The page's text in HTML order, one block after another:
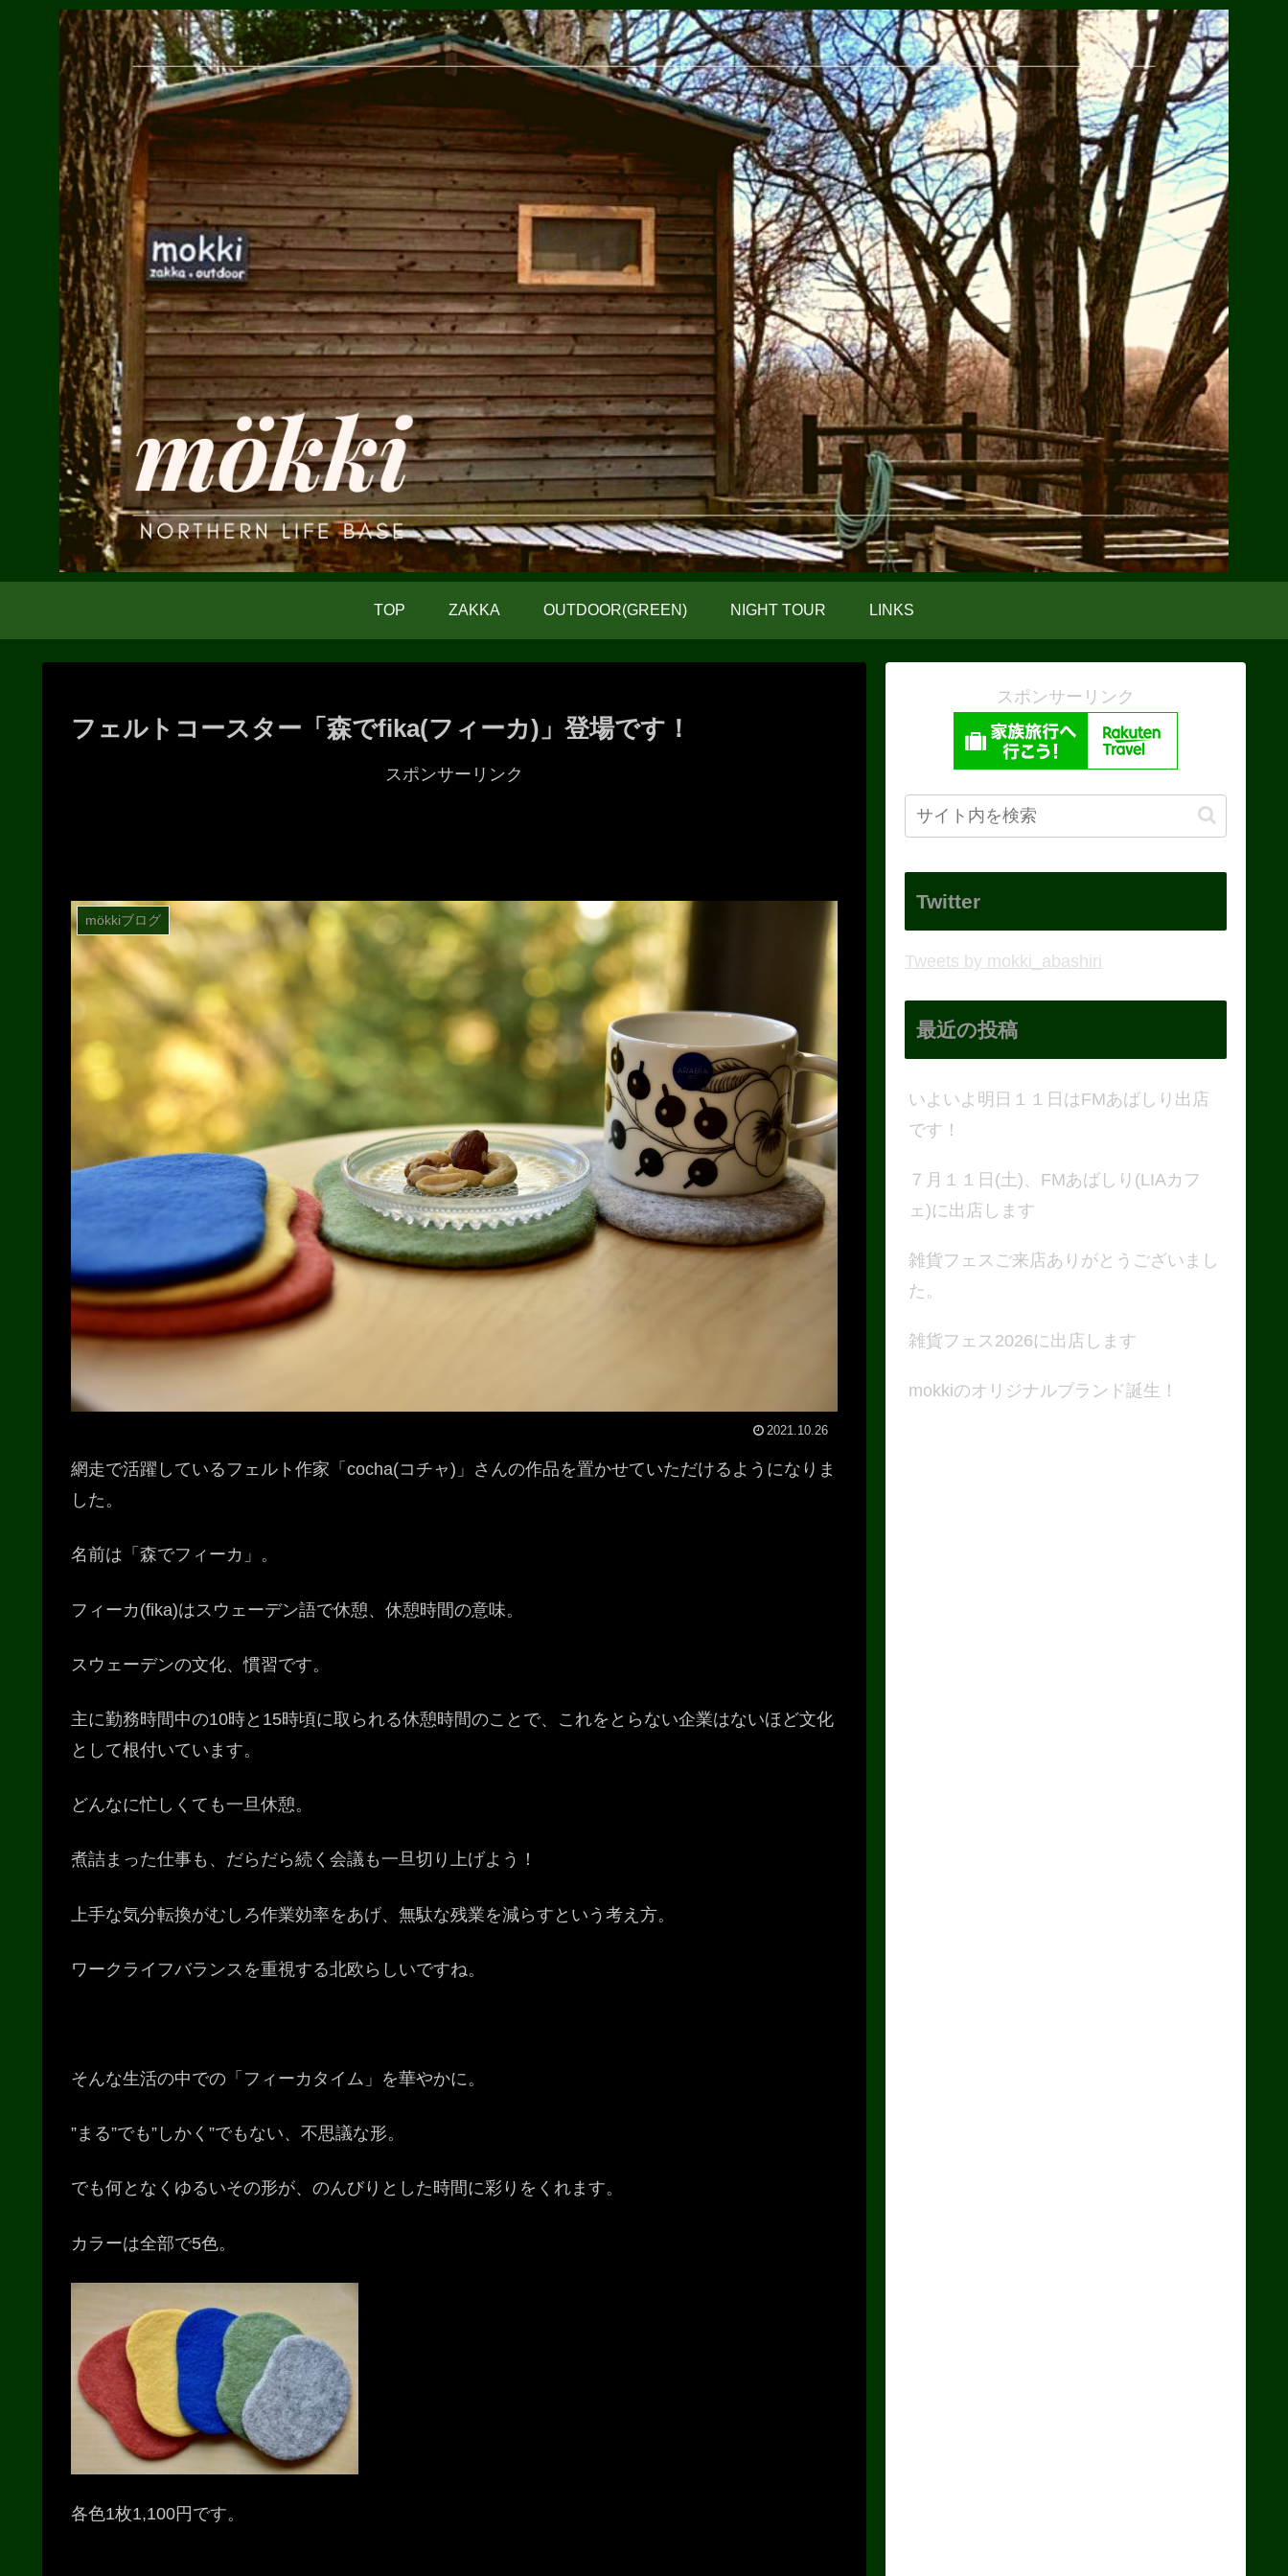
TOP ZAKKA OUTDOOR(GREEN) NIGHT TOUR LINKS
フェルトコースター「森でfika(フィーカ)」登場です！
スポンサーリンク
mökkiブログ
2021.10.26
網走で活躍しているフェルト作家「cocha(コチャ)」さんの作品を置かせていただけるようになりま
した。
名前は「森でフィーカ」。
フィーカ(fika)はスウェーデン語で休憩、休憩時間の意味。
スウェーデンの文化、慣習です。
主に勤務時間中の10時と15時頃に取られる休憩時間のことで、これをとらない企業はないほど文化
として根付いています。
どんなに忙しくても一旦休憩。
煮詰まった仕事も、だらだら続く会議も一旦切り上げよう！
上手な気分転換がむしろ作業効率をあげ、無駄な残業を減らすという考え方。
ワークライフバランスを重視する北欧らしいですね。
そんな生活の中での「フィーカタイム」を華やかに。
”まる”でも”しかく”でもない、不思議な形。
でも何となくゆるいその形が、のんびりとした時間に彩りをくれます。
カラーは全部で5色。
各色1枚1,100円です。
スポンサーリンク
Twitter
Tweets by mokki_abashiri
最近の投稿
いよいよ明日１１日はFMあばしり出店
です！
７月１１日(土)、FMあばしり(LIAカフ
ェ)に出店します
雑貨フェスご来店ありがとうございまし
た。
雑貨フェス2026に出店します
mokkiのオリジナルブランド誕生！